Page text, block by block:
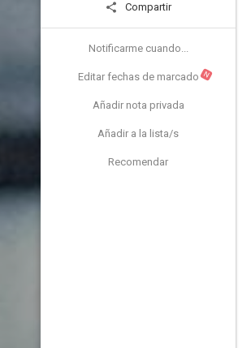
Compartir
Notificarme cuando...
Editar fechas de marcado N
Añadir nota privada
Añadir a la lista/s
Recomendar